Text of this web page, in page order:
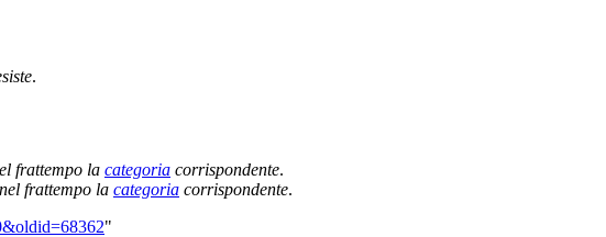
.
frattempo la categoria corrispondente.
frattempo la categoria corrispondente.
"